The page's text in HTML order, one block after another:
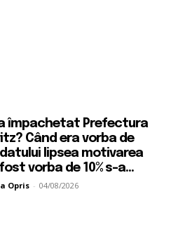
a împachetat Prefectura
Când era vorba de
lipsea motivarea
vorba de 10% s-a...
Opris - 04/08/2026